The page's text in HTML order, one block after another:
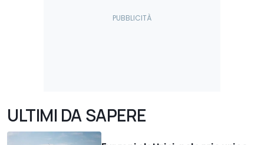
ULTIMI DA SAPERE